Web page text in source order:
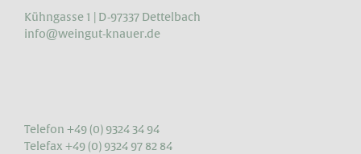
Kühngasse 1 | D-97337 Dettelbach
info@weingut-knauer.de
Telefon +49 (0) 9324 34 94
Telefax +49 (0) 9324 97 82 84